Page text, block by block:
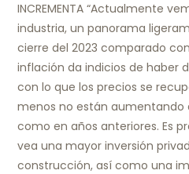
INCREMENTA “Actualmente
industria, un panorama
cierre del 2023 comparado
inflación da indicios de haber
con lo que los precios se
menos no están
como en años anteriores. Es
vea una mayor inversión
construcción, así como una